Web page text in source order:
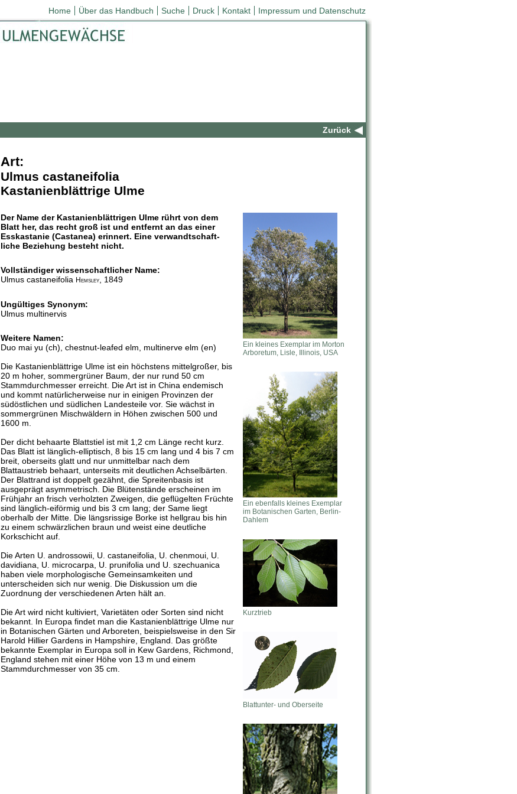
Home Über das Handbuch Suche Druck Kontakt
Impressum und Datenschutz
Zurück
Art:
Ulmus castaneifolia
Kastanienblättrige Ulme
Der Name der Kastanienblättrigen Ulme rührt von dem
Blatt her, das recht groß ist und entfernt an das einer
Esskastanie (Castanea) erinnert. Eine verwandtschaft-
liche Beziehung besteht nicht.
Vollständiger wissenschaftlicher Name:
Ulmus castaneifolia Hemsley, 1849
Ungültiges Synonym:
Ulmus multinervis
Weitere Namen:
Duo mai yu (ch), chestnut-leafed elm, multinerve elm (en)
Die Kastanienblättrige Ulme ist ein höchstens mittelgroßer, bis
20 m hoher, sommergrüner Baum, der nur rund 50 cm
Stammdurchmesser erreicht. Die Art ist in China endemisch
und kommt natürlicherweise nur in einigen Provinzen der
südöstlichen und südlichen Landesteile vor. Sie wächst in
sommergrünen Mischwäldern in Höhen zwischen 500 und
1600 m.
Der dicht behaarte Blattstiel ist mit 1,2 cm Länge recht kurz.
Das Blatt ist länglich-elliptisch, 8 bis 15 cm lang und 4 bis 7 cm
breit, oberseits glatt und nur unmittelbar nach dem
Blattaustrieb behaart, unterseits mit deutlichen Achselbärten.
Der Blattrand ist doppelt gezähnt, die Spreitenbasis ist
ausgeprägt asymmetrisch. Die Blütenstände erscheinen im
Frühjahr an frisch verholzten Zweigen, die geflügelten Früchte
sind länglich-eiförmig und bis 3 cm lang; der Same liegt
oberhalb der Mitte. Die längsrissige Borke ist hellgrau bis hin
zu einem schwärzlichen braun und weist eine deutliche
Korkschicht auf.
Die Arten U. androssowii, U. castaneifolia, U. chenmoui, U.
davidiana, U. microcarpa, U. prunifolia und U. szechuanica
haben viele morphologische Gemeinsamkeiten und
unterscheiden sich nur wenig. Die Diskussion um die
Zuordnung der verschiedenen Arten hält an.
Die Art wird nicht kultiviert, Varietäten oder Sorten sind nicht
bekannt. In Europa findet man die Kastanienblättrige Ulme nur
in Botanischen Gärten und Arboreten, beispielsweise in den Sir
Harold Hillier Gardens in Hampshire, England. Das größte
bekannte Exemplar in Europa soll in Kew Gardens, Richmond,
England stehen mit einer Höhe von 13 m und einem
Stammdurchmesser von 35 cm.
Ein kleines Exemplar im Morton
Arboretum, Lisle, Illinois, USA
Ein ebenfalls kleines Exemplar
im Botanischen Garten, Berlin-
Dahlem
Kurztrieb
Blattunter- und Oberseite